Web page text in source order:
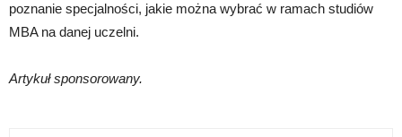
poznanie specjalności, jakie można wybrać w ramach studiów
MBA na danej uczelni.
Artykuł sponsorowany.